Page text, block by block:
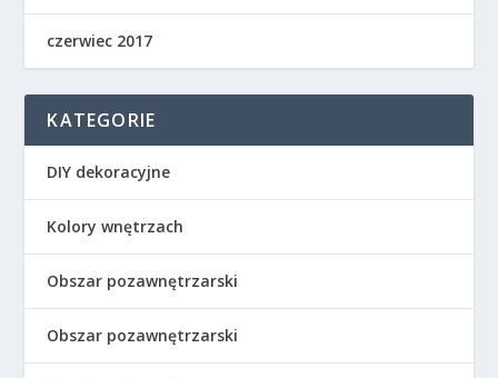
czerwiec 2017
KATEGORIE
DIY dekoracyjne
Kolory wnętrzach
Obszar pozawnętrzarski
Obszar pozawnętrzarski